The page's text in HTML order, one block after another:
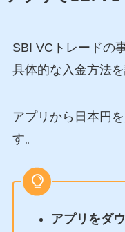
SBI VCトレードの
具体的な入金方法
アプリから日本円
す。
アプリをダ